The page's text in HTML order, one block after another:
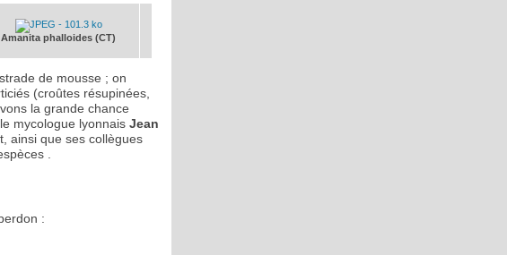
Amanita phalloides (CT)
de mousse ; on
(croûtes résupinées,
la grande chance
mycologue lyonnaisJean
ainsi que ses collègues
.
: